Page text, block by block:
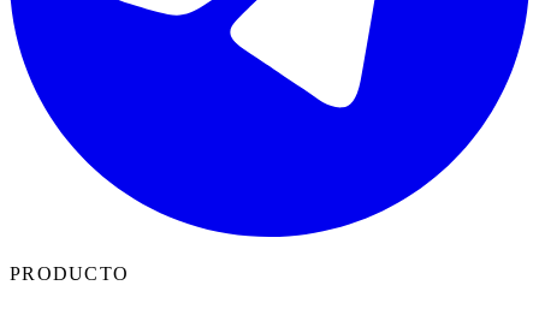
PRODUCTO